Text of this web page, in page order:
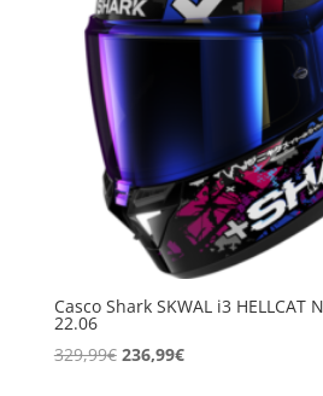
Casco Shark SKWAL i3 HELLCAT
22.06
329,99€ El
236,99€El